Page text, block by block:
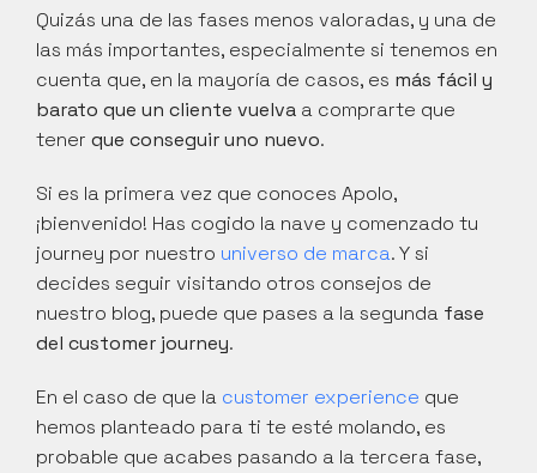
Quizás una de las fases menos valoradas, y una de
las más importantes, especialmente si tenemos en
cuenta que, en la mayoría de casos, es más fácil y
barato que un cliente vuelva a comprarte que
tener que conseguir uno nuevo.
Si es la primera vez que conoces Apolo,
¡bienvenido! Has cogido la nave y comenzado tu
journey por nuestro universo de marca. Y si
decides seguir visitando otros consejos de
nuestro blog, puede que pases a la segunda fase
del customer journey.
En el caso de que la customer experience que
hemos planteado para ti te esté molando, es
probable que acabes pasando a la tercera fase,